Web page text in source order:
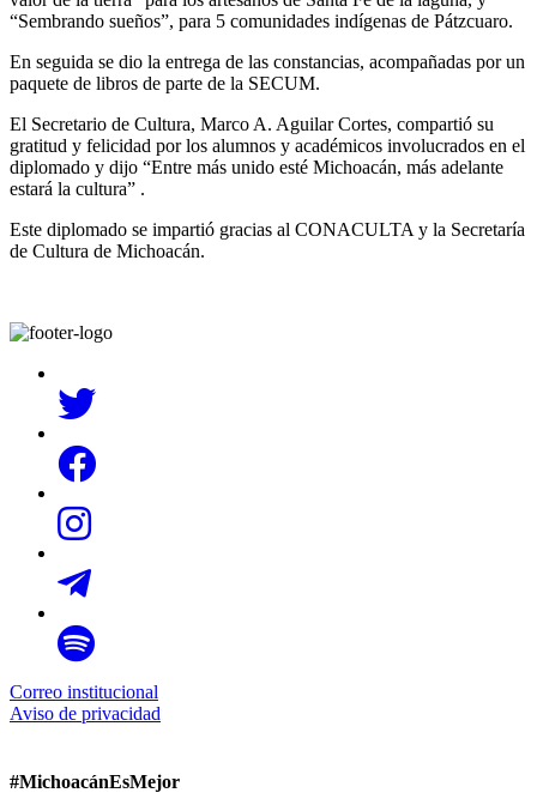
“Sembrando sueños”, para 5 comunidades indígenas de Pátzcuaro.
En seguida se dio la entrega de las constancias, acompañadas por un
paquete de libros de parte de la SECUM.
El Secretario de Cultura, Marco A. Aguilar Cortes, compartió su
gratitud y felicidad por los alumnos y académicos involucrados en el
diplomado y dijo “Entre más unido esté Michoacán, más adelante
estará la cultura” .
Este diplomado se impartió gracias al CONACULTA y la Secretaría
de Cultura de Michoacán.
Correo institucional
Aviso de privacidad
#MichoacánEsMejor